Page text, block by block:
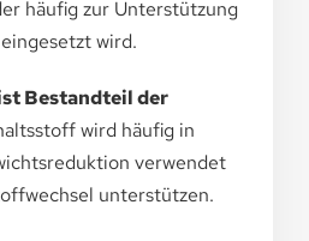
häufig zur Unterstützung
wird.
Bestandteil der
wird häufig in
verwendet
unterstützen.